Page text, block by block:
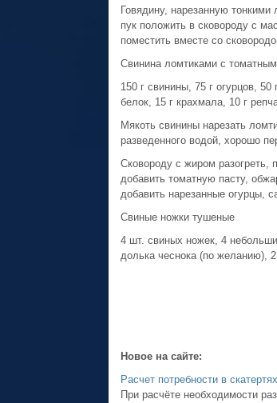
Говядину, нарезанную
пук положить в сковороду с
поместить вместе со
Свинина ломтиками с
150 г свинины, 75 г огурцов,
белок, 15 г крахмала, 10 г
Мякоть свинины нарезать
разведенного водой, хорошо
Сковороду с жиром разогреть,
добавить томатную пасту,
добавить нарезанные огурцы,
Свиные ножки тушеные
4 шт. свиных ножек, 4
долька чеснока (по желанию),
Новое на сайте:
Расчет потребности в
При расчёте необходимости